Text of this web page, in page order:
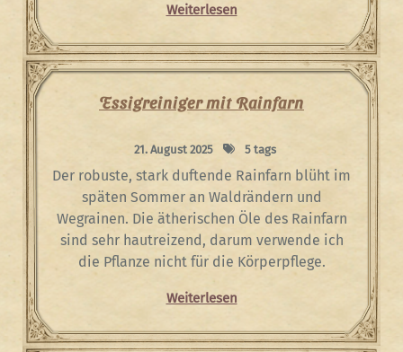
Weiterlesen
Essigreiniger mit Rainfarn
21. August 2025 5 tags
Der robuste, stark duftende Rainfarn blüht im
späten Sommer an Waldrändern und
Wegrainen. Die ätherischen Öle des Rainfarn
sind sehr hautreizend, darum verwende ich
die Pflanze nicht für die Körperpflege.
Weiterlesen